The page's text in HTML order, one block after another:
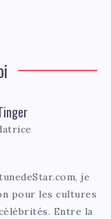
je
pour les cultures
Entre la